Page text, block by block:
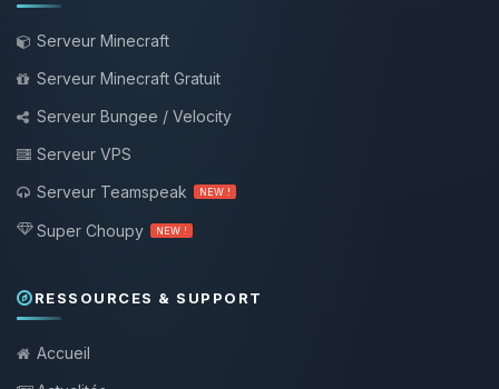
Serveur Minecraft
Serveur Minecraft Gratuit
Serveur Bungee / Velocity
Serveur VPS
Serveur Teamspeak
NEW !
Super Choupy NEW !
RESSOURCES & SUPPORT
Accueil